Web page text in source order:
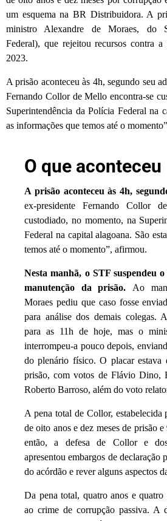
um esquema na BR Distribuidora. A
ministro Alexandre de Moraes, do
Federal), que rejeitou recursos contra a
2023.
A prisão aconteceu às 4h, segundo seu
Fernando Collor de Mello encontra-se
Superintendência da Polícia Federal na
as informações que temos até o
O que aconteceu
A prisão aconteceu às 4h,
ex-presidente Fernando Collor
custodiado, no momento, na
Federal na capital alagoana. São
temos até o momento”, afirmou.
Nesta manhã, o STF suspendeu
manutenção da prisão. Ao
Moraes pediu que caso fosse
para análise dos demais colegas.
para as 11h de hoje, mas o
interrompeu-a pouco depois,
do plenário físico. O placar
prisão, com votos de Flávio Dino,
Roberto Barroso, além do voto
A pena total de Collor, estabelecida
de oito anos e dez meses de prisão
então, a defesa de Collor e
apresentou embargos de declaração
do acórdão e rever alguns aspectos
Da pena total, quatro anos e quatro
ao crime de corrupção passiva. A